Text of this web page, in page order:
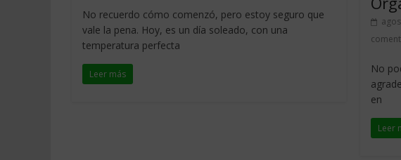
No recuerdo cómo comenzó, pero estoy seguro que
vale la pena. Hoy, es un día soleado, con una
temperatura perfecta
Leer más
No
en
Leer